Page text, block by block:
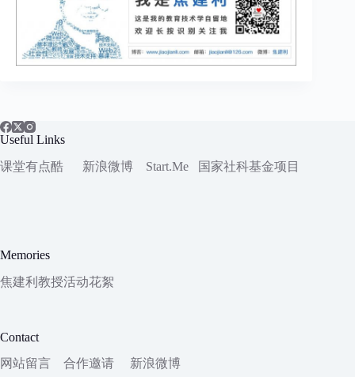
Useful Links
课堂有点酷
新浪微博 Start.Me 国家社科基金项目
Memories
焦建利教授活动花絮
Contact
网站留言
合作邀请 新浪微博